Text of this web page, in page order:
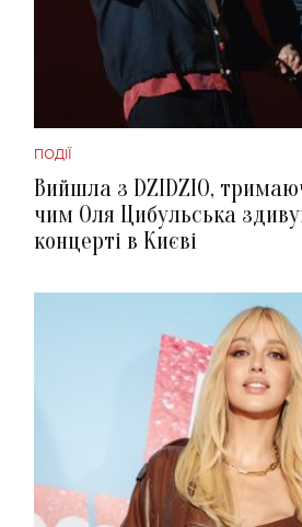
ПОДІЇ
Вийшла з DZIDZIO,
чим Оля Цибульська
концерті в Києві